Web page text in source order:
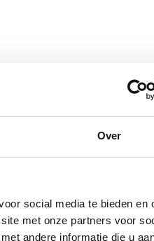
Over
social media te bieden en
met onze partners voor
andere informatie die u